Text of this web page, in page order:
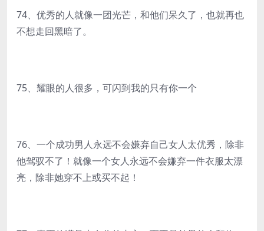
74、优秀的人就像一团光芒，和他们呆久了，也就再也
不想走回黑暗了。
75、耀眼的人很多，可闪到我的只有你一个
76、一个成功男人永远不会嫌弃自己女人太优秀，除非
他驾驭不了！就像一个女人永远不会嫌弃一件衣服太漂
亮，除非她穿不上或买不起！